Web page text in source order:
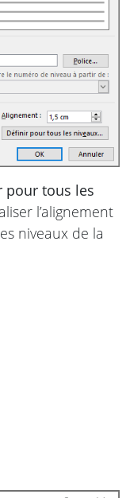
pour tous les
l’alignement
niveaux de la